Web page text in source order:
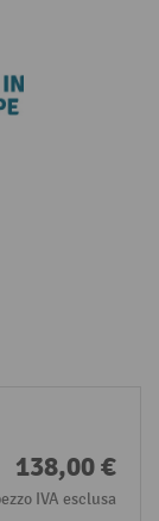
138,00 €
IVA esclusa